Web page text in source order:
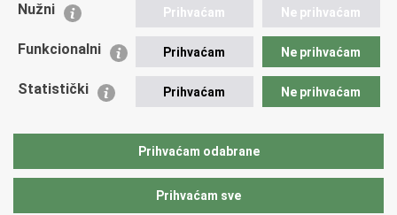
EMN Nacionalna kontaktna točka za Republiku Hrvatsku
Policijska akademija
Zaklada policijske solidarnosti
Sindikati
Nužni Prihvaćam Ne prihvaćam
Funkcionalni Prihvaćam Ne prihvaćam
Statistički Prihvaćam Ne prihvaćam
Prihvaćam odabrane
Prihvaćam sve